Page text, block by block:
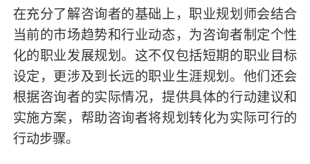
在充分了解咨询者的基础上，职业规划师会结合
当前的市场趋势和行业动态，为咨询者制定个性
化的职业发展规划。这不仅包括短期的职业目标
设定，更涉及到长远的职业生涯规划。他们还会
根据咨询者的实际情况，提供具体的行动建议和
实施方案，帮助咨询者将规划转化为实际可行的
行动步骤。